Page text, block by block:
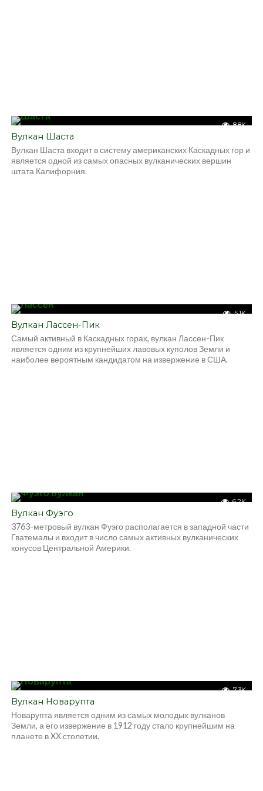
8.8K
Вулкан Шаста
Вулкан Шаста входит в систему американских Каскадных гор и
является одной из самых опасных вулканических вершин
штата Калифорния.
5.1K
Вулкан Лассен-Пик
Самый активный в Каскадных горах, вулкан Лассен-Пик
является одним из крупнейших лавовых куполов Земли и
наиболее вероятным кандидатом на извержение в США.
6.2K
Вулкан Фуэго
3763-метровый вулкан Фуэго располагается в западной части
Гватемалы и входит в число самых активных вулканических
конусов Центральной Америки.
7.3K
Вулкан Новарупта
Новарупта является одним из самых молодых вулканов
Земли, а его извержение в 1912 году стало крупнейшим на
планете в XX столетии.